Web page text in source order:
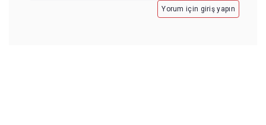
Yorum için giriş yapın